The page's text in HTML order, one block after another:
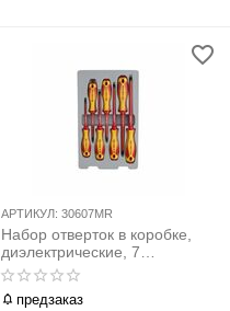
АРТИКУЛ: 30607MR
Набор отверток в коробке,
диэлектрические, 7
предметов KING TONY
30607MR
предзаказ